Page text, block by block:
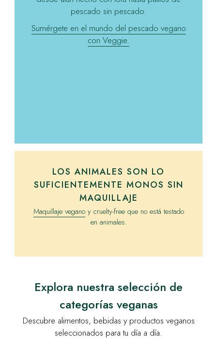
pescado sin pescado.
Sumérgete en el mundo del pescado vegano
con Veggie.
LOS ANIMALES SON LO
SUFICIENTEMENTE MONOS SIN
MAQUILLAJE
Maquillaje veganoy cruelty-free que no está testado
en animales.
Explora nuestra selección de
categorías veganas
Descubre alimentos, bebidas y productos veganos
seleccionados para tu día a día.